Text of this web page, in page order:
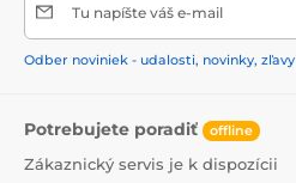
Tu napíšte váš e-mail
Odber noviniek - udalosti, novinky, zľavy
Potrebujete poradiť offline
Zákaznický servis je k dispozícii